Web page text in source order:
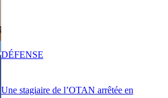
Une stagiaire de l’OTAN arrêtée en
DÉFENSE